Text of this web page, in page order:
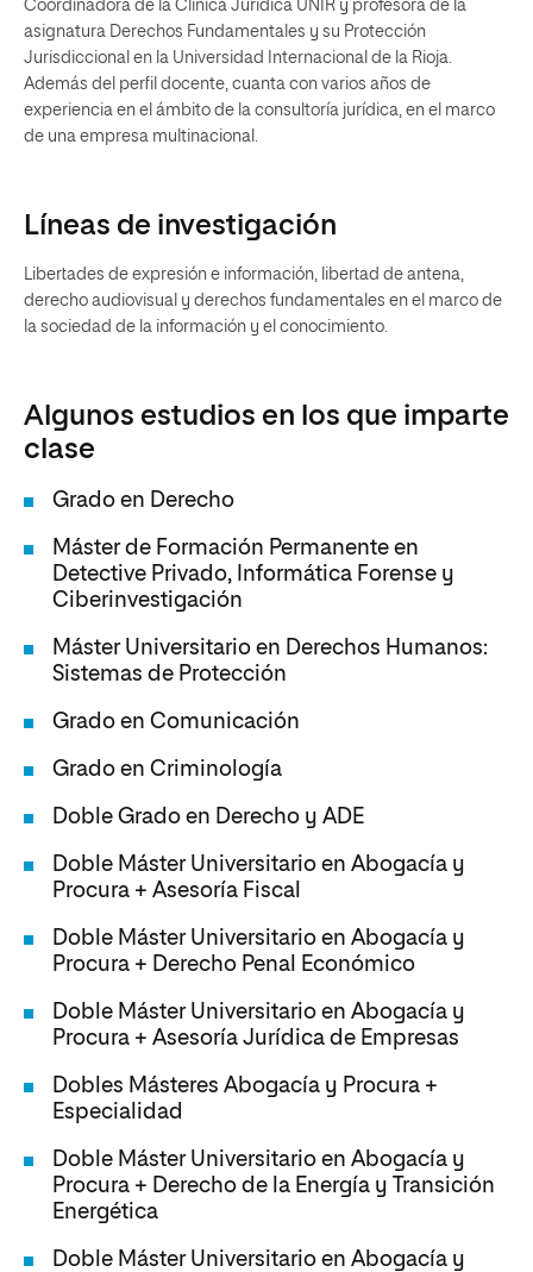
Coordinadora de la Clínica Jurídica UNIR y profesora de la
asignatura Derechos Fundamentales y su Protección
Jurisdiccional en la Universidad Internacional de la Rioja.
Además del perfil docente, cuanta con varios años de
experiencia en el ámbito de la consultoría jurídica, en el marco
de una empresa multinacional.
Líneas de investigación
Libertades de expresión e información, libertad de antena,
derecho audiovisual y derechos fundamentales en el marco de
la sociedad de la información y el conocimiento.
Algunos estudios en los que imparte
clase
Grado en Derecho
Máster de Formación Permanente en
Detective Privado, Informática Forense y
Ciberinvestigación
Máster Universitario en Derechos Humanos:
Sistemas de Protección
Grado en Comunicación
Grado en Criminología
Doble Grado en Derecho y ADE
Doble Máster Universitario en Abogacía y
Procura + Asesoría Fiscal
Doble Máster Universitario en Abogacía y
Procura + Derecho Penal Económico
Doble Máster Universitario en Abogacía y
Procura + Asesoría Jurídica de Empresas
Dobles Másteres Abogacía y Procura +
Especialidad
Doble Máster Universitario en Abogacía y
Procura + Derecho de la Energía y Transición
Energética
Doble Máster Universitario en Abogacía y